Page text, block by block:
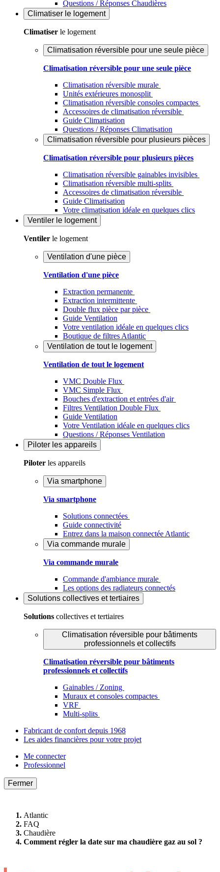
Questions / Réponses Chaudières
Climatiser le logement
Climatiser le logement
Climatisation réversible pour une seule pièce
Climatisation réversible pour une seule pièce
Climatisation réversible murale
Unités extérieures monosplit
Climatisation réversible consoles compactes
Accessoires de climatisation réversible
Guide Climatisation
Questions / Réponses Climatisation
Climatisation réversible pour plusieurs pièces
Climatisation réversible pour plusieurs pièces
Climatisation réversible gainables invisibles
Climatisation réversible multi-splits
Accessoires de climatisation réversible
Guide Climatisation
Votre climatisation idéale en quelques clics
Ventiler le logement
Ventiler le logement
Ventilation d'une pièce
Ventilation d'une pièce
Extraction permanente
Extraction intermittente
Double flux pièce par pièce
Guide Ventilation
Votre ventilation idéale en quelques clics
Boutique de filtres Atlantic
Ventilation de tout le logement
Ventilation de tout le logement
VMC Double Flux
VMC Simple Flux
Bouches d'extraction et entrées d'air
Filtres Ventilation Double Flux
Guide Ventilation
Votre Ventilation idéale en quelques clics
Questions / Réponses Ventilation
Piloter les appareils
Piloter les appareils
Via smartphone
Via smartphone
Solutions connectées
Guide connectivité
Entrez dans la maison connectée Atlantic
Via commande murale
Via commande murale
Commande d'ambiance murale
Les options des radiateurs connectés
Solutions collectives et tertiaires
Solutions collectives et tertiaires
Climatisation réversible pour bâtiments
professionnels et collectifs
Climatisation réversible pour bâtiments
professionnels et collectifs
Gainables / Zoning
Muraux et consoles compactes
VRF
Multi-splits
Fabricant de confort depuis 1968
Les aides financières pour votre projet
Me connecter
Professionnel
Fermer
Atlantic
FAQ
Chaudière
Comment régler la date sur ma chaudière gaz au sol ?